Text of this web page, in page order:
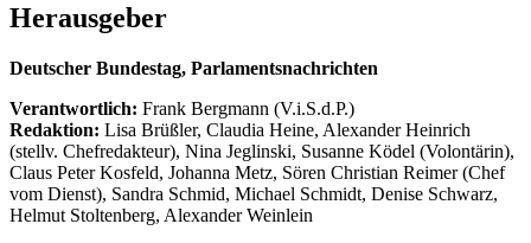
Herausgeber
Deutscher Bundestag, Parlamentsnachrichten
Verantwortlich: Frank Bergmann (V.i.S.d.P.)
Redaktion: Lisa Brüßler, Claudia Heine, Alexander Heinrich
(stellv. Chefredakteur), Nina Jeglinski, Susanne Ködel (Volontärin),
Claus Peter Kosfeld, Johanna Metz, Sören Christian Reimer (Chef
vom Dienst), Sandra Schmid, Michael Schmidt, Denise Schwarz,
Helmut Stoltenberg, Alexander Weinlein